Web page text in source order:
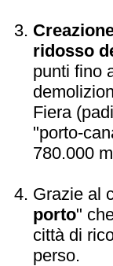
ridosso
punti fino
Fiera
"porto-
780.000
Grazie al
porto"
città di
perso.